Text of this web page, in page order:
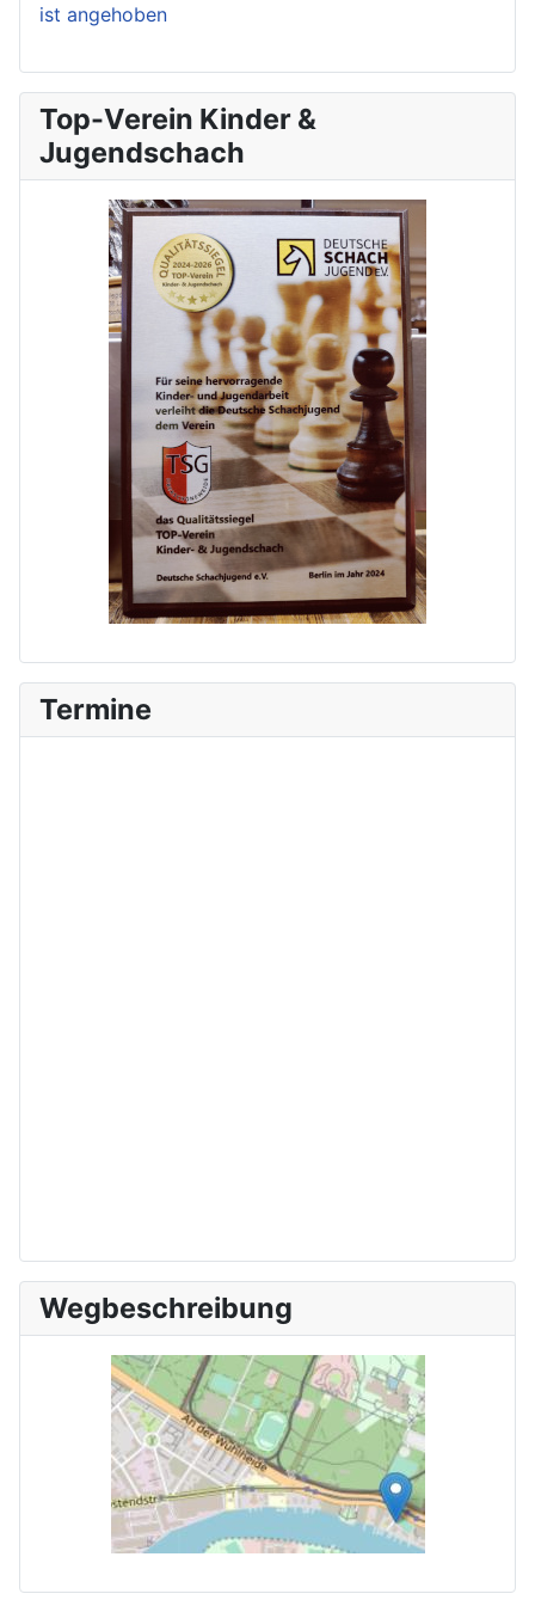
ist angehoben
Top-Verein Kinder &
Jugendschach
Termine
Wegbeschreibung